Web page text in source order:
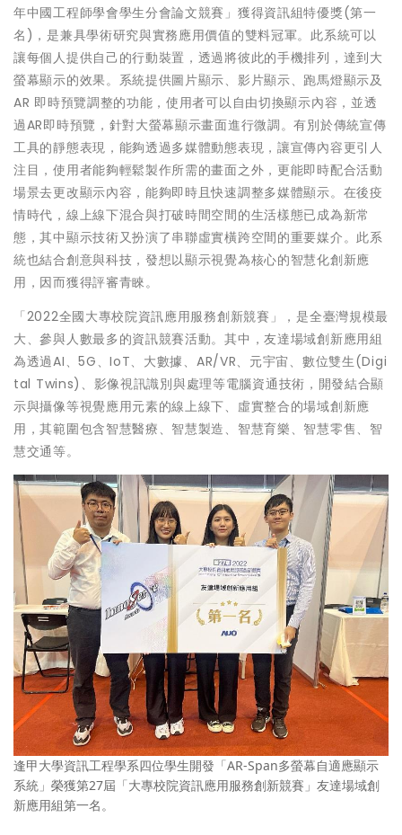
年中國工程師學會學生分會論文競賽」獲得資訊組特優獎(第一
名)，是兼具學術研究與實務應用價值的雙料冠軍。此系統可以
讓每個人提供自己的行動裝置，透過將彼此的手機排列，達到大
螢幕顯示的效果。系統提供圖片顯示、影片顯示、跑馬燈顯示及
AR 即時預覽調整的功能，使用者可以自由切換顯示內容，並透
過AR即時預覽，針對大螢幕顯示畫面進行微調。有別於傳統宣傳
工具的靜態表現，能夠透過多媒體動態表現，讓宣傳內容更引人
注目，使用者能夠輕鬆製作所需的畫面之外，更能即時配合活動
場景去更改顯示內容，能夠即時且快速調整多媒體顯示。在後疫
情時代，線上線下混合與打破時間空間的生活樣態已成為新常
態，其中顯示技術又扮演了串聯虛實橫跨空間的重要媒介。此系
統也結合創意與科技，發想以顯示視覺為核心的智慧化創新應
用，因而獲得評審青睞。
「2022全國大專校院資訊應用服務創新競賽」，是全臺灣規模最
大、參與人數最多的資訊競賽活動。其中，友達場域創新應用組
為透過AI、5G、IoT、大數據、AR/VR、元宇宙、數位雙生(Digi
tal Twins)、影像視訊識別與處理等電腦資通技術，開發結合顯
示與攝像等視覺應用元素的線上線下、虛實整合的場域創新應
用，其範圍包含智慧醫療、智慧製造、智慧育樂、智慧零售、智
慧交通等。
逢甲大學資訊工程學系四位學生開發「AR-Span多螢幕自適應顯示
系統」榮獲第27屆「大專校院資訊應用服務創新競賽」友達場域創
新應用組第一名。